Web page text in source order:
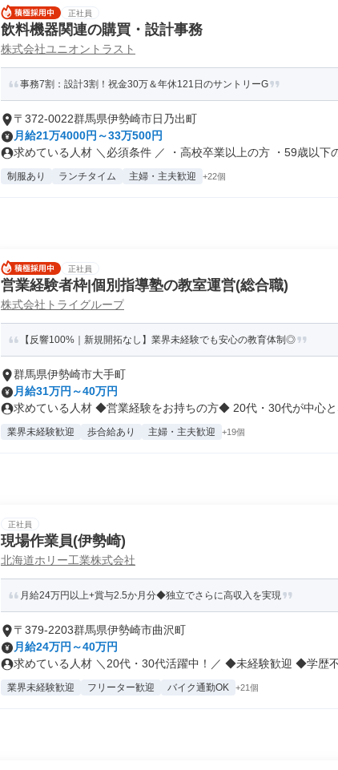
正社員
飲料機器関連の購買・設計事務
株式会社ユニオントラスト
事務7割：設計3割！祝金30万＆年休121日のサントリーG
〒372-0022群馬県伊勢崎市日乃出町
月給21万4000円～33万500円
求めている人材 ＼必須条件 ／ ・高校卒業以上の方 ・59歳以下
制服あり ランチタイム 主婦・主夫歓迎 +22個
正社員
営業経験者枠|個別指導塾の教室運営(総合職)
株式会社トライグループ
【反響100%｜新規開拓なし】業界未経験でも安心の教育体制◎
群馬県伊勢崎市大手町
月給31万円～40万円
求めている人材 ◆営業経験をお持ちの方◆ 20代・30代が中心と
業界未経験歓迎 歩合給あり 主婦・主夫歓迎 +19個
正社員
現場作業員(伊勢崎)
北海道ホリー工業株式会社
月給24万円以上+賞与2.5か月分◆独立でさらに高収入を実現
〒379-2203群馬県伊勢崎市曲沢町
月給24万円～40万円
求めている人材 ＼20代・30代活躍中！／ ◆未経験歓迎 ◆学歴不
業界未経験歓迎 フリーター歓迎 バイク通勤OK +21個